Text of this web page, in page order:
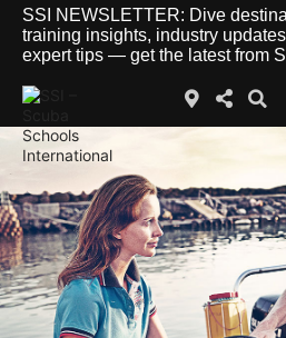
SSI NEWSLETTER: Dive
training insights, industry
expert tips — get the latest from